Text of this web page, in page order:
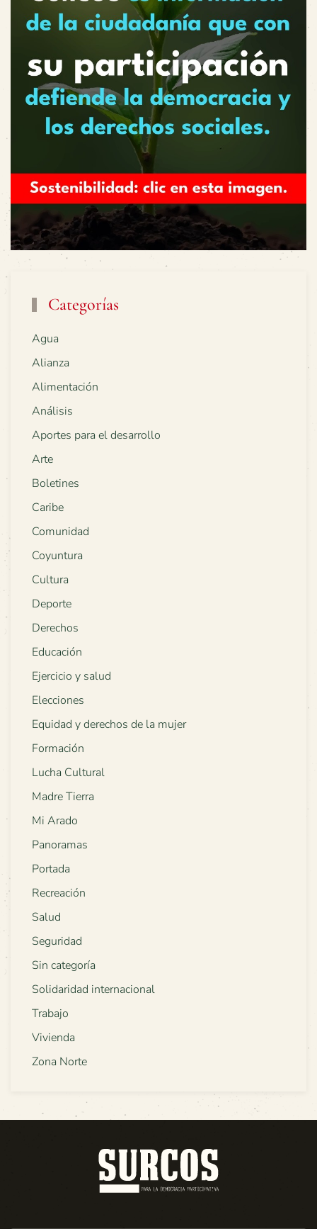
Categorías
Agua
Alianza
Alimentación
Análisis
Aportes para el desarrollo
Arte
Boletines
Caribe
Comunidad
Coyuntura
Cultura
Deporte
Derechos
Educación
Ejercicio y salud
Elecciones
Equidad y derechos de la mujer
Formación
Lucha Cultural
Madre Tierra
Mi Arado
Panoramas
Portada
Recreación
Salud
Seguridad
Sin categoría
Solidaridad internacional
Trabajo
Vivienda
Zona Norte